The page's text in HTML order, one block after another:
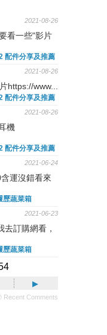
2021-08-26
看一些"影片
配件分享及推薦
2021-08-26
https://www...
配件分享及推薦
2021-08-26
機
配件分享及推薦
2021-06-24
運沒錯看來
歷蔬菜箱
2021-06-23
訂購網看，
歷蔬菜箱
▸
Comments